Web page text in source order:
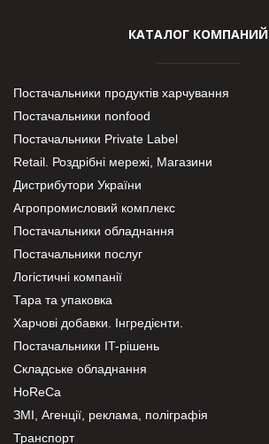
КАТАЛОГ КОМПАНИЙ
Постачальники продуктів харчування
Постачальники nonfood
Постачальники Private Label
Retail. Роздрібні мережі, Магазини
Дистрибутори України
Агропромисловий комплекс
Постачальники обладнання
Постачальники послуг
Логістичні компанії
Тара та упаковка
Харчові добавки. Інгредієнти.
Постачальники IT-рішень
Складське обладнання
HoReCa
ЗМІ, Агенції, реклама, поліграфія
Транспорт